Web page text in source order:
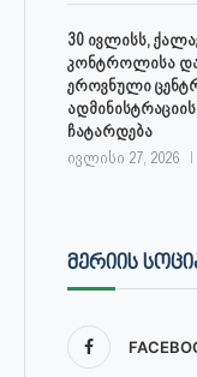
30 ივლისს,
კონტროლისა
ეროვნული
ჩატარდება
ივლისი 27, 2026
ᲛᲔᲠᲘᲘᲡ